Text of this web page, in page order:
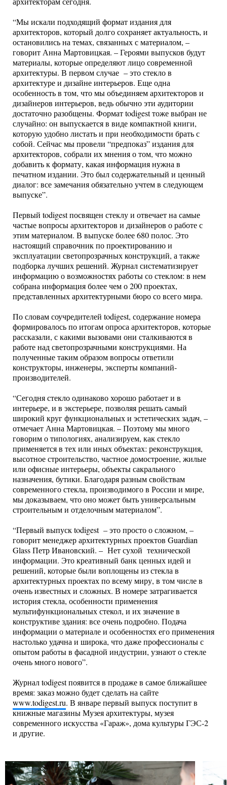
“Мы искали подходящий формат издания для
архитекторов, который долго сохраняет актуальность, и
остановились на темах, связанных с материалом, –
говорит Анна Мартовицкая. – Героями выпусков будут
материалы, которые определяют лицо современной
архитектуры. В первом случае – это стекло в
архитектуре и дизайне интерьеров. Еще одна
особенность в том, что мы объединяем архитекторов и
дизайнеров интерьеров, ведь обычно эти аудитории
достаточно разобщены. Формат todigest тоже выбран не
случайно: он выпускается в виде компактной книги,
которую удобно листать и при необходимости брать с
собой. Сейчас мы провели “предпоказ” издания для
архитекторов, собрали их мнения о том, что можно
добавить к формату, какая информация нужна в
печатном издании. Это был содержательный и ценный
диалог: все замечания обязательно учтем в следующем
выпуске”.
Первый todigest посвящен стеклу и отвечает на самые
частые вопросы архитекторов и дизайнеров о работе с
этим материалом. В выпуске более 680 полос. Это
настоящий справочник по проектированию и
эксплуатации светопрозрачных конструкций, а также
подборка лучших решений. Журнал систематизирует
информацию о возможностях работы со стеклом: в нем
собрана информация более чем о 200 проектах,
представленных архитектурными бюро со всего мира.
По словам соучредителей todigest, содержание номера
формировалось по итогам опроса архитекторов, которые
рассказали, с какими вызовами они сталкиваются в
работе над светопрозрачными конструкциями. На
полученные таким образом вопросы ответили
конструкторы, инженеры, эксперты компаний-
производителей.
“Сегодня стекло одинаково хорошо работает и в
интерьере, и в экстерьере, позволяя решать самый
широкий круг функциональных и эстетических задач, –
отмечает Анна Мартовицкая. – Поэтому мы много
говорим о типологиях, анализируем, как стекло
применяется в тех или иных объектах: реконструкция,
высотное строительство, частное домостроение, жилые
или офисные интерьеры, объекты сакрального
назначения, бутики. Благодаря разным свойствам
современного стекла, производимого в России и мире,
мы доказываем, что оно может быть универсальным
строительным и отделочным материалом”.
“Первый выпуск todigest – это просто о сложном, –
говорит менеджер архитектурных проектов Guardian
Glass Петр Ивановский. – Нет сухой технической
информации. Это креативный банк ценных идей и
решений, которые были воплощены из стекла в
архитектурных проектах по всему миру, в том числе в
очень известных и сложных. В номере затрагивается
история стекла, особенности применения
мультифункциональных стекол, и их значение в
конструктиве здания: все очень подробно. Подача
информации о материале и особенностях его применения
настолько удачна и широка, что даже профессионалы с
опытом работы в фасадной индустрии, узнают о стекле
очень много нового”.
Журнал todigest появится в продаже в самое ближайшее
время: заказ можно будет сделать на сайте
www.todigest.ru. В январе первый выпуск поступит в
книжные магазины Музея архитектуры, музея
современного искусства «Гараж», дома культуры ГЭС-2
и другие.